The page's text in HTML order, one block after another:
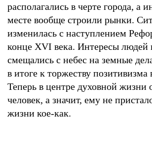
располагались в черте города, а
месте вообще строили рынки.
изменилась с наступлением
конце XVI века. Интересы людей
смещались с небес на земные
в итоге к торжеству позитивизма
Теперь в центре духовной жизни
человек, а значит, ему не
жизни кое-как.